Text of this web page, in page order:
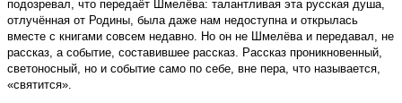
подозревал, что передаёт Шмелёва: талантливая эта русская душа,
отлучённая от Родины, была даже нам недоступна и открылась
вместе с книгами совсем недавно. Но он не Шмелёва и передавал, не
рассказ, а событие, составившее рассказ. Рассказ проникновенный,
светоносный, но и событие само по себе, вне пера, что называется,
«святится».